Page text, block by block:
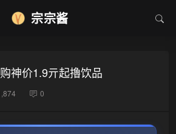
宗宗酱
神价1.9亓起擼饮品
0